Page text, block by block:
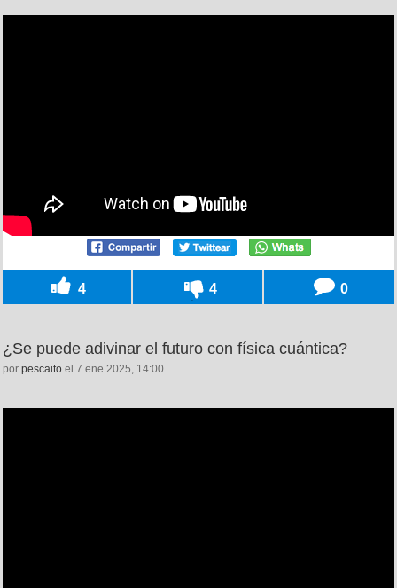
4 4 0
¿Se puede adivinar el futuro con física cuántica?
por pescaito el 7 ene 2025, 14:00